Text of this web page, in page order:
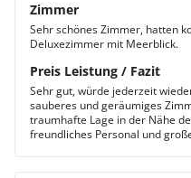
Zimmer
Sehr schönes Zimmer, hatten
Deluxezimmer mit Meerblick.
Preis Leistung / Fazit
Sehr gut, würde jederzeit
sauberes und geräumiges
traumhafte Lage in der Nähe
freundliches Personal und